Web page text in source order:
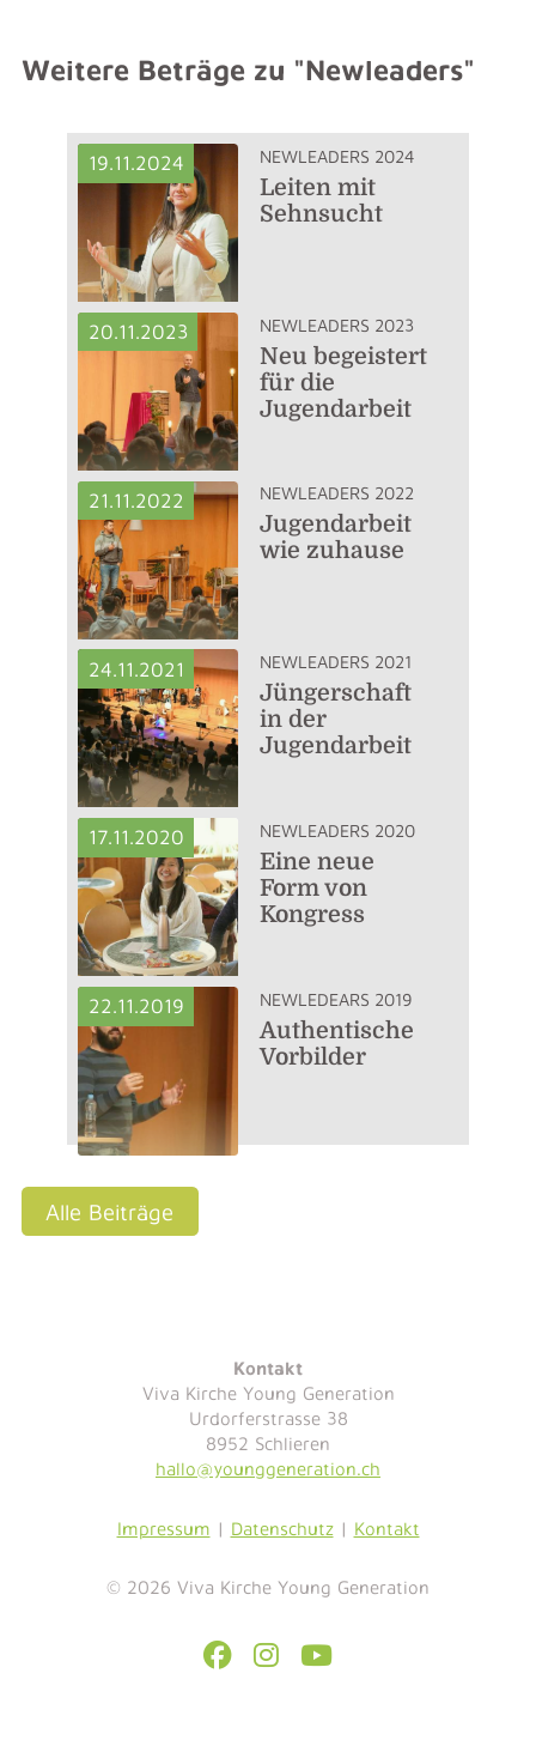
Weitere Beträge zu "Newleaders"
19.11.2024 NEWLEADERS 2024
Leiten mit
Sehnsucht
20.11.2023 NEWLEADERS 2023
Neu begeistert
für die
Jugendarbeit
21.11.2022 NEWLEADERS 2022
Jugendarbeit
wie zuhause
24.11.2021 NEWLEADERS 2021
Jüngerschaft
in der
Jugendarbeit
17.11.2020 NEWLEADERS 2020
Eine neue
Form von
Kongress
22.11.2019 NEWLEDEARS 2019
Authentische
Vorbilder
Alle Beiträge
Kontakt
Viva Kirche Young Generation
Urdorferstrasse 38
8952 Schlieren
hallo@younggeneration.ch
Impressum | Datenschutz| Kontakt
© 2026 Viva Kirche Young Generation